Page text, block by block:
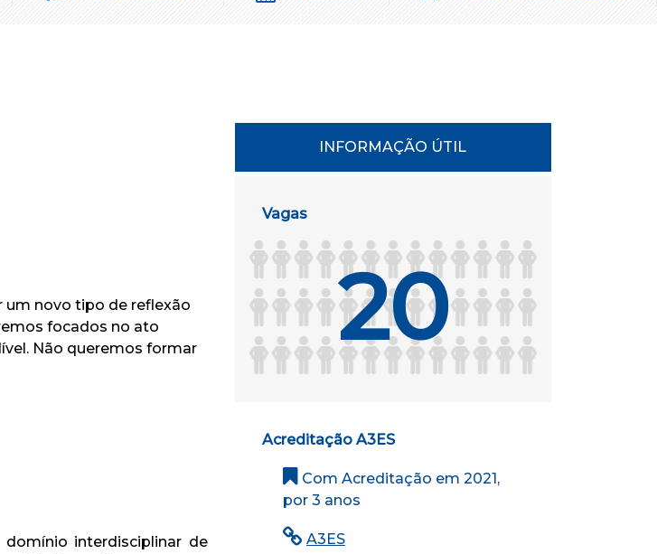
um novo tipo de reflexão
focados no ato
Não queremos formar
interdisciplinar de
INFORMAÇÃO ÚTIL
Vagas
20
Acreditação A3ES
Com Acreditação em 2021,
por 3 anos
A3ES